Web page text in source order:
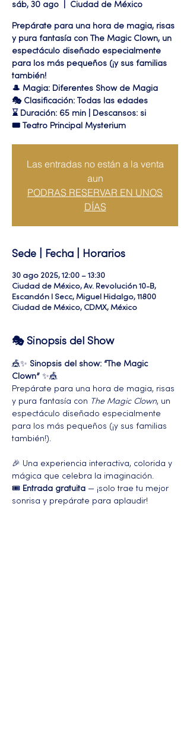
sáb, 30 ago Ciudad de México
Prepárate para una hora de magia, risas
y pura fantasía con The Magic Clown, un
espectáculo diseñado especialmente
para los más pequeños (¡y sus familias
también!
🎩 Magia: Diferentes Show de Magia
🎭 Clasificación: Todas las edades
⌛ Duración: 65 min | Descansos: si
🎟 Teatro Principal Mysterium
Las entradas no están a la venta
aun
PODRAS RESERVAR EN UNOS
DÍAS
Sede | Fecha | Horarios
30 ago 2025, 12:00 – 13:30
Ciudad de México, Av. Revolución 10-B,
Escandón I Secc, Miguel Hidalgo, 11800
Ciudad de México, CDMX, México
🎭 Sinopsis del Show
🎪✨ Sinopsis del show: “The Magic
Clown” ✨🎪
Prepárate para una hora de magia, risas
y pura fantasía con The Magic Clown, un
espectáculo diseñado especialmente
para los más pequeños (¡y sus familias
también!).
🎉 Una experiencia interactiva, colorida y
mágica que celebra la imaginación.
🎟️ Entrada gratuita — ¡solo trae tu mejor
sonrisa y prepárate para aplaudir!